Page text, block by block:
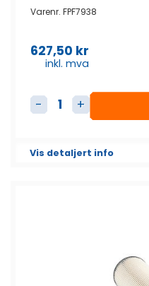
Varenr. FPF7938
627,50 kr
inkl. mva
Dieselfilter Element
Vis detaljert info